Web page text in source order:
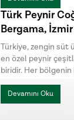
yöntemi, hangi
belirler.
Türk Peynir
Bergama,
Peynirleri
Türkiye, zengin süt
en özel peynir
biridir. Her
geleneği,
kazandırır. Türk
Mihaliç peyniri,
Devamını Oku